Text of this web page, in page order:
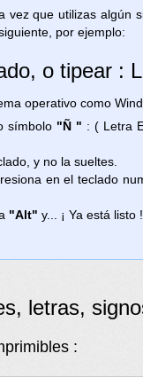
vez que utilizas
por ejemplo:
o tipear :
operativo como
símbolo "Ñ " : ( Letra
y no la sueltes.
en el teclado
"Alt" y... ¡ Ya está listo
letras,
: